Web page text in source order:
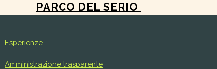
PARCO DEL SERIO
Esperienze
Amministrazione trasparente